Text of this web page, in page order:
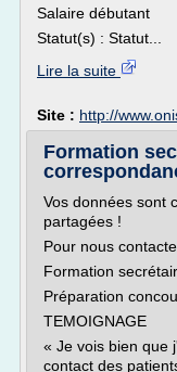
Salaire débutant
Statut(s) : Statut...
Lire la suite
Site : http://
Formation
Vos données sont
partagées !
Pour nous
Formation
Préparation
TEMOIGNAGE
« Je vois bien que
contact des